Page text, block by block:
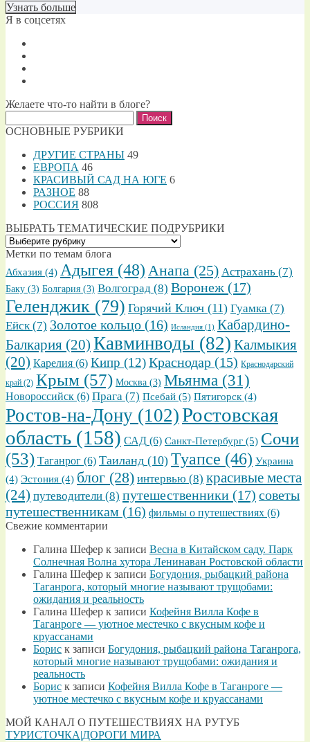
Узнать больше
Я в соцсетях
Желаете что-то найти в блоге?
ОСНОВНЫЕ РУБРИКИ
ДРУГИЕ СТРАНЫ 49
ЕВРОПА 46
КРАСИВЫЙ САД НА ЮГЕ 6
РАЗНОЕ 88
РОССИЯ 808
ВЫБРАТЬ ТЕМАТИЧЕСКИЕ ПОДРУБРИКИ
ВЫБРАТЬ
ТЕМАТИЧЕСКИЕ
ПОДРУБРИКИ
Метки по темам блога
Абхазия (4) Адыгея (48) Анапа (25) Астрахань (7)
Баку (3) Болгария (3) Волгоград (8) Воронеж (17)
Геленджик (79) Горячий Ключ (11) Гуамка (7)
Ейск (7) Золотое кольцо (16) Исландия (1) Кабардино-
Балкария (20) Кавминводы (82) Калмыкия
(20) Карелия (6) Кипр (12)Краснодар (15) Краснодарский
край (2) Крым (57) Москва (3) Мьянма (31)
Новороссийск (6) Прага (7) Псебай (5) Пятигорск (4)
Ростов-на-Дону (102)Ростовская
область (158) САД (6) Санкт-Петербург (5) Сочи
(53) Таганрог (6) Таиланд (10) Туапсе (46) Украина
(4) Эстония (4) блог (28) интервью (8) красивые места
(24) путеводители (8) путешественники (17) советы
путешественникам (16) фильмы о путешествиях (6)
Свежие комментарии
Галина Шефер к записи Весна в Китайском саду. Парк
Солнечная Волна хутора Ленинаван Ростовской области
Галина Шефер к записи Богудония, рыбацкий района
Таганрога, который многие называют трущобами:
ожидания и реальность
Галина Шефер к записи Кофейня Вилла Кофе в
Таганроге — уютное местечко с вкусным кофе и
круассанами
Борис к записи Богудония, рыбацкий района Таганрога,
который многие называют трущобами: ожидания и
реальность
Борис к записи Кофейня Вилла Кофе в Таганроге —
уютное местечко с вкусным кофе и круассанами
МОЙ КАНАЛ О ПУТЕШЕСТВИЯХ НА РУТУБ
ТУРИСТОЧКА|ДОРОГИ МИРА